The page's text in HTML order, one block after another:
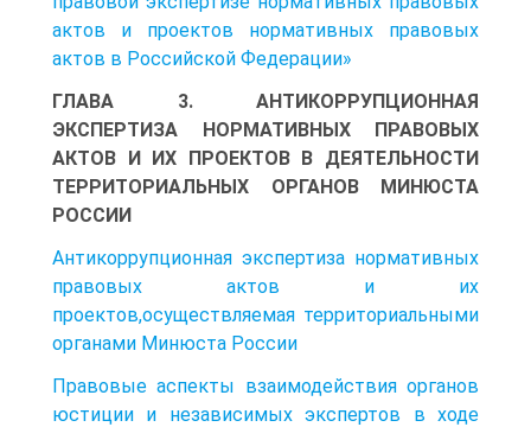
актов и проектов нормативных правовых
актов в Российской Федерации»
ГЛАВА 3. АНТИКОРРУПЦИОННАЯ
ЭКСПЕРТИЗА НОРМАТИВНЫХ ПРАВОВЫХ
АКТОВ И ИХ ПРОЕКТОВ В ДЕЯТЕЛЬНОСТИ
ТЕРРИТОРИАЛЬНЫХ ОРГАНОВ МИНЮСТА
РОССИИ
Антикоррупционная экспертиза нормативных
правовых актов и их
проектов,осуществляемая территориальными
органами Минюста России
Правовые аспекты взаимодействия органов
юстиции и независимых экспертов в ходе